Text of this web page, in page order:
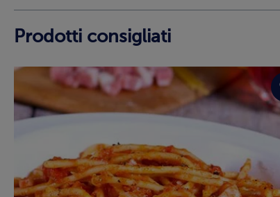
Prodotti consigliati